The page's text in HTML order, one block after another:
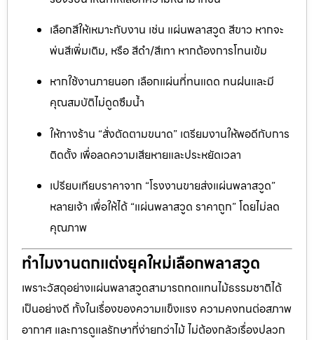
เลือกสีให้เหมาะกับงาน เช่น แผ่นพลาสวูด สีขาว หากจะ
พ่นสีเพิ่มเติม, หรือ สีดำ/สีเทา หากต้องการโทนเข้ม
หากใช้งานภายนอก เลือกแผ่นที่ทนแดด ทนฝนและมี
คุณสมบัติไม่ดูดซึมน้ำ
ให้ทางร้าน “สั่งตัดตามขนาด” เตรียมงานให้พอดีกับการ
ติดตั้ง เพื่อลดความเสียหายและประหยัดเวลา
เปรียบเทียบราคาจาก “โรงงานขายส่งแผ่นพลาสวูด”
หลายเจ้า เพื่อให้ได้ “แผ่นพลาสวูด ราคาถูก” โดยไม่ลด
คุณภาพ
ทำไมงานตกแต่งยุคใหม่เลือกพลาสวูด
เพราะวัสดุอย่างแผ่นพลาสวูดสามารถทดแทนไม้ธรรมชาติได้
เป็นอย่างดี ทั้งในเรื่องของความแข็งแรง ความคงทนต่อสภาพ
อากาศ และการดูแลรักษาที่ง่ายกว่าไม้ ไม่ต้องกลัวเรื่องปลวก